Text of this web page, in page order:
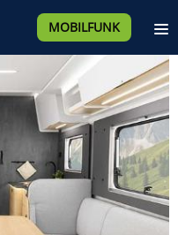
MOBILFUNK